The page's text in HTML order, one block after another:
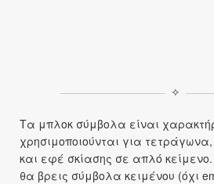
✧
Τα μπλοκ σύμβολα είναι
χρησιμοποιούνται για
και εφέ σκίασης σε απλό
θα βρεις σύμβολα κειμένου (όχι